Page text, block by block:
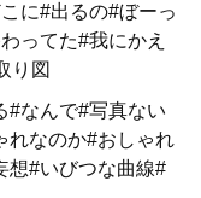
に#出るの#ぼーっ
ってた#我にかえ
り図
#なんで#写真ない
れなのか#おしゃれ
想#いびつな曲線#